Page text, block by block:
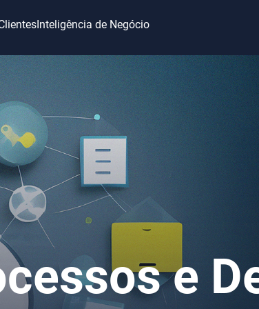
Inteligência de Negócio
e